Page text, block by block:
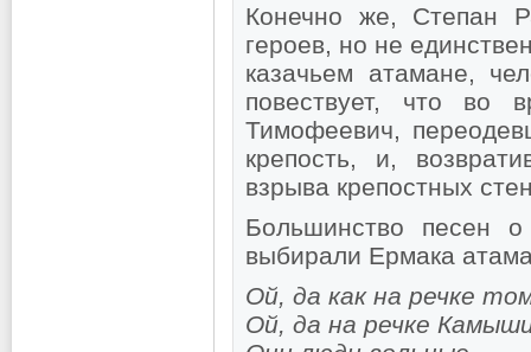
Конечно же, Степан
героев, но не
казачьем атамане,
повествует, что во
Тимофеевич,
крепость, и,
взрыва крепостных
Большинство песен
выбирали Ермака
Ой, да как на речке
Ой, да на речке